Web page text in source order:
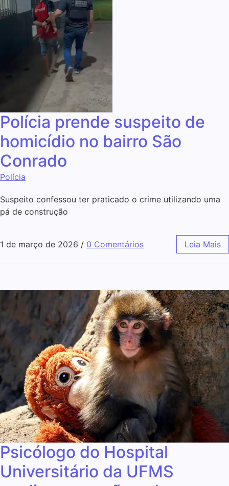
Polícia prende suspeito de
homicídio no bairro São
Conrado
Polícia
Suspeito confessou ter praticado o crime utilizando uma
pá de construção
1 de março de 2026 / 0 Comentários Leia Mais
Psicólogo do Hospital
Universitário da UFMS